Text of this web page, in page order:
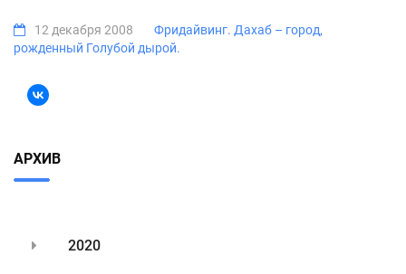
12 декабря 2008
Фридайвинг. Дахаб – город,
рожденный Голубой дырой.
АРХИВ
2020